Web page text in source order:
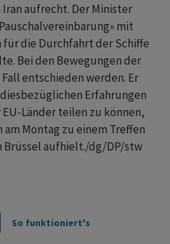
aufrecht. Der Minister
mit
für die Durchfahrt der Schiffe
Bei den Bewegungen der
entschieden werden. Er
Erfahrungen
Länder teilen zu können,
am Montag zu einem Treffen
Brüssel aufhielt./dg/DP/stw
So funktioniert's